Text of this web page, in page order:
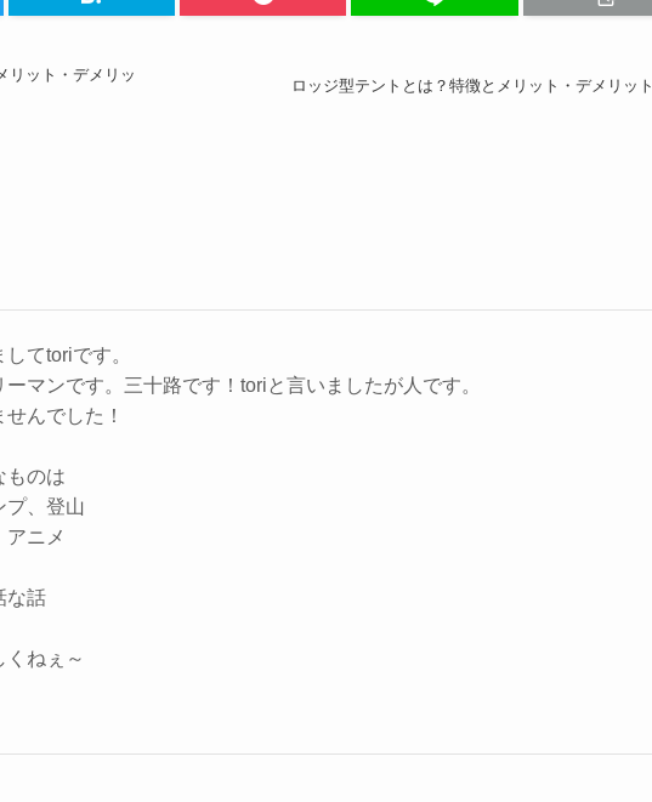
リット・デメリッ
ロッジ型テントとは？特徴とメリット・デメリット
てtoriです。
ーマンです。三十路です！toriと言いましたが人です。
せんでした！
ものは
プ、登山
アニメ
な話
くねぇ～